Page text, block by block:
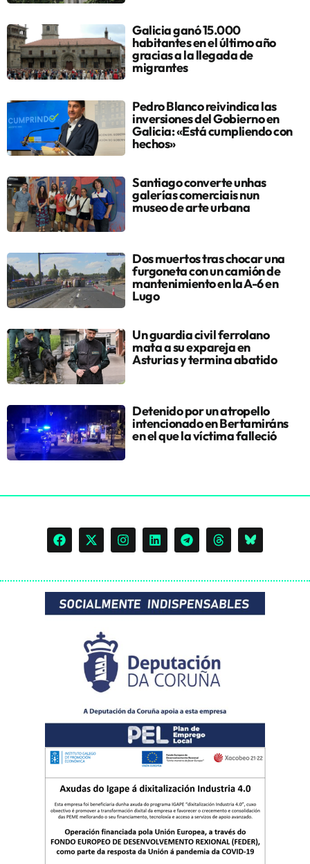
Galicia ganó 15.000
habitantes en el último año
gracias a la llegada de
migrantes
Pedro Blanco reivindica las
inversiones del Gobierno en
Galicia: «Está cumpliendo con
hechos»
Santiago converte unhas
galerías comerciais nun
museo de arte urbana
Dos muertos tras chocar una
furgoneta con un camión de
mantenimiento en la A-6 en
Lugo
Un guardia civil ferrolano
mata a su expareja en
Asturias y termina abatido
Detenido por un atropello
intencionado en Bertamiráns
en el que la víctima falleció